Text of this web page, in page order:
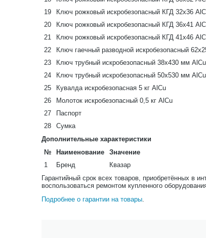
19
Ключ рожковый искробезопасный КГД 32х36
20
Ключ рожковый искробезопасный КГД 36х41
21
Ключ рожковый искробезопасный КГД 41х46
22
Ключ гаечный разводной искробезопасный
23
Ключ трубный искробезопасный 38х430 мм AlCu
24
Ключ трубный искробезопасный 50х530 мм AlCu
25
Кувалда искробезопасная 5 кг AlCu
26
Молоток искробезопасный 0,5 кг AlCu
27
Паспорт
28
Сумка
Дополнительные характеристики
№
Наименование
Значение
1
Бренд
Квазар
Гарантийный срок всех товаров, приобретённых в
воспользоваться ремонтом купленного
Подробнее о гарантии на товары.